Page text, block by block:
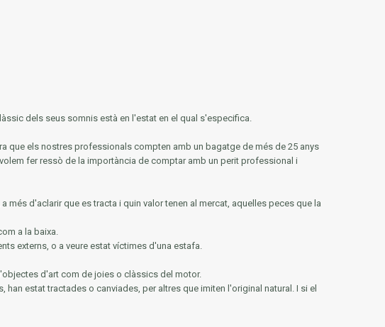
dels seus somnis està en l'estat en el qual s'especifica.
que els nostres professionals compten amb un bagatge de més de 25 anys
volem fer ressò de la importància de comptar amb un perit professional i
més d'aclarir que es tracta i quin valor tenen al mercat, aquelles peces que la
a la baixa.
externs, o a veure estat víctimes d'una estafa.
d'art com de joies o clàssics del motor.
estat tractades o canviades, per altres que imiten l'original natural. I si el